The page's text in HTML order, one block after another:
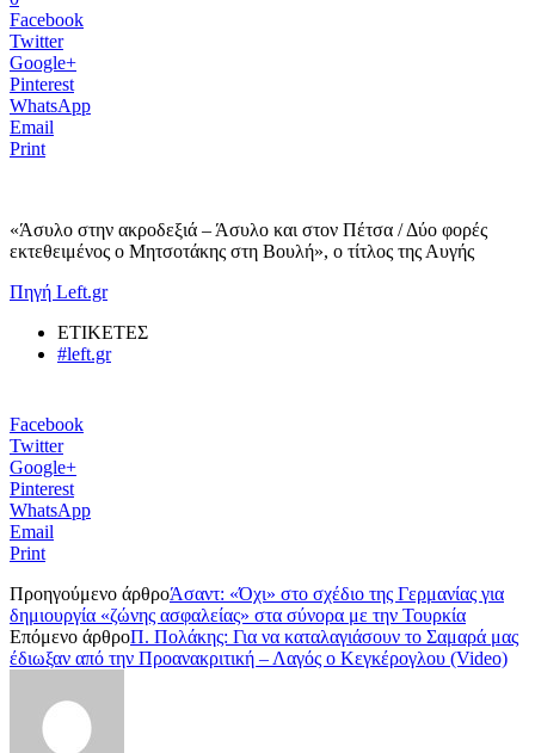
Facebook
Twitter
Google+
Pinterest
WhatsApp
Email
Print
«Άσυλο στην ακροδεξιά – Άσυλο και στον Πέτσα / Δύο φορές
εκτεθειμένος ο Μητσοτάκης στη Βουλή», ο τίτλος της Αυγής
Πηγή Left.gr
ΕΤΙΚΕΤΕΣ
#left.gr
Facebook
Twitter
Google+
Pinterest
WhatsApp
Email
Print
Προηγούμενο άρθροΆσαντ: «Όχι» στο σχέδιο της Γερμανίας για
δημιουργία «ζώνης ασφαλείας» στα σύνορα με την Τουρκία
Επόμενο άρθροΠ. Πολάκης: Για να καταλαγιάσουν το Σαμαρά μας
έδιωξαν από την Προανακριτική – Λαγός ο Κεγκέρογλου (Video)